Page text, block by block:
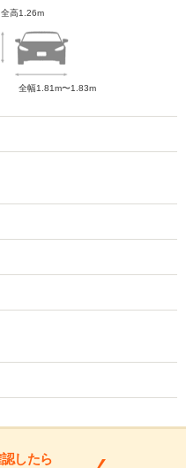
全高1.26m
全幅1.81m〜1.83m
したら